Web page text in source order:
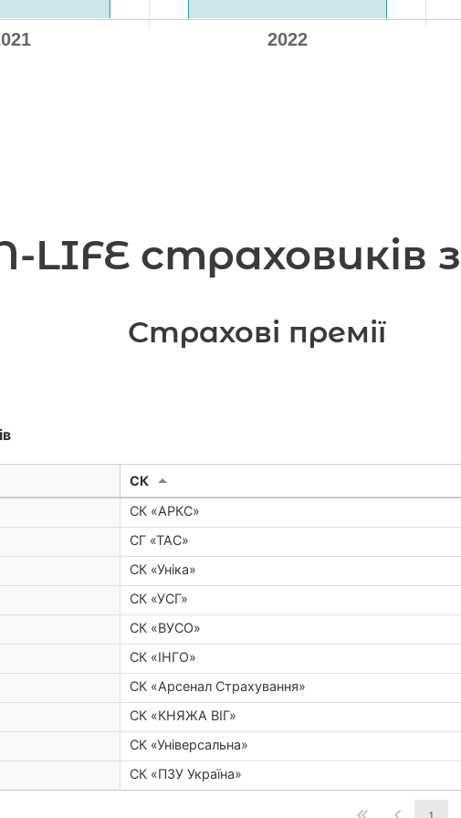
страховиків
Страхові премії
CК
СК «АРКС»
СГ «ТАС»
СК «Уніка»
СК «УСГ»
СК «ВУСО»
СК «ІНГО»
СК «Арсенал Страхування»
СК «КНЯЖА ВІГ»
СК «Універсальна»
СК «ПЗУ Україна»